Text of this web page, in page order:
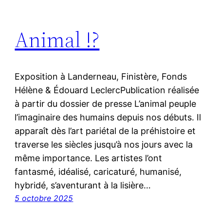
Animal !?
Exposition à Landerneau, Finistère, Fonds
Hélène & Édouard LeclercPublication réalisée
à partir du dossier de presse L’animal peuple
l’imaginaire des humains depuis nos débuts. Il
apparaît dès l’art pariétal de la préhistoire et
traverse les siècles jusqu’à nos jours avec la
même importance. Les artistes l’ont
fantasmé, idéalisé, caricaturé, humanisé,
hybridé, s’aventurant à la lisière…
5 octobre 2025